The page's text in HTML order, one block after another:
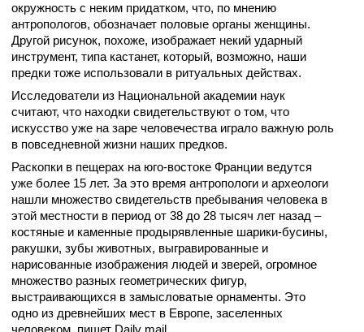
окружность с неким придатком, что, по мнению
антропологов, обозначает половые органы женщины.
Другой рисунок, похоже, изображает некий ударный
инструмент, типа кастанет, который, возможно, наши
предки тоже использовали в ритуальных действах.
Исследователи из Национальной академии наук
считают, что находки свидетельствуют о том, что
искусство уже на заре человечества играло важную роль
в повседневной жизни наших предков.
Раскопки в пещерах на юго-востоке Франции ведутся
уже более 15 лет. За это время антропологи и археологи
нашли множество свидетельств пребывания человека в
этой местности в период от 38 до 28 тысяч лет назад –
костяные и каменные продырявленные шарики-бусины,
ракушки, зубы животных, выгравированные и
нарисованные изображения людей и зверей, огромное
множество разных геометрических фигур,
выстраивающихся в замысловатые орнаменты. Это
одно из древнейших мест в Европе, заселенных
человеком, пишет Daily mail.